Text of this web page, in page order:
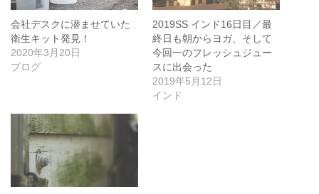
会社デスクに潜ませていた
衛生キット発見！
2020年3月20日
ブログ
2019SS インド16日目／最
終日も朝からヨガ、そして
今回一のフレッシュジュー
スに出会った
2019年5月12日
インド